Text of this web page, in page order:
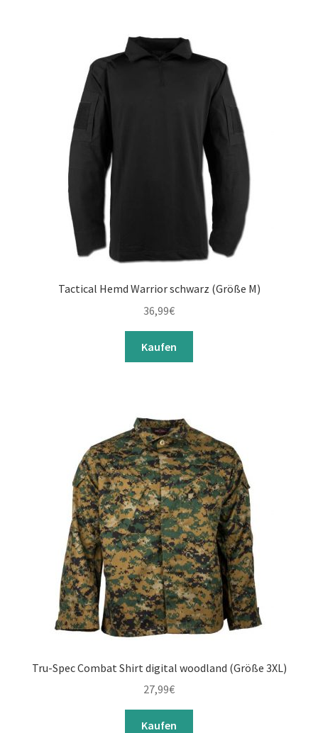
Tactical Hemd Warrior schwarz (Größe M)
36,99€
Kaufen
Tru-Spec Combat Shirt digital woodland (Größe 3XL)
27,99€
Kaufen